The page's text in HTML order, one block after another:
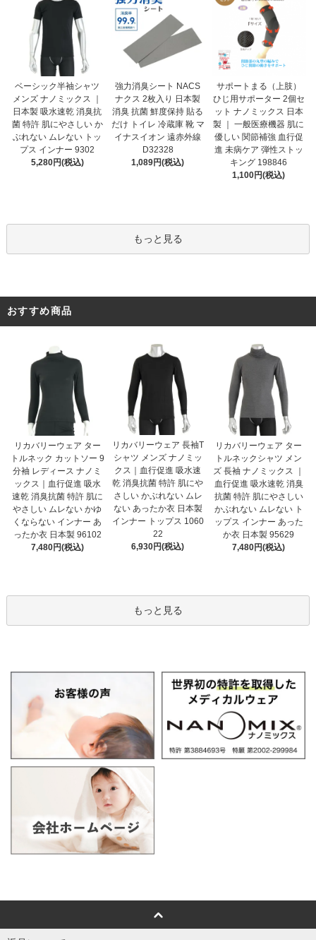
ベーシック半袖シャツ
メンズ ナノミックス ｜
日本製 吸水速乾 消臭抗
菌 特許 肌にやさしい か
ぶれない ムレない トッ
プス インナー 9302
5,280円(税込)
強力消臭シート NACS
ナクス 2枚入り 日本製
消臭 抗菌 鮮度保持 貼る
だけ トイレ 冷蔵庫 靴 マ
イナスイオン 遠赤外線
D32328
1,089円(税込)
サポートまる（上肢）
ひじ用サポーター 2個セ
ット ナノミックス 日本
製 ｜ 一般医療機器 肌に
優しい 関節補強 血行促
進 未病ケア 弾性ストッ
キング 198846
1,100円(税込)
もっと見る
おすすめ商品
リカバリーウェア ター
トルネック カットソー 9
分袖 レディース ナノミ
ックス｜血行促進 吸水
速乾 消臭抗菌 特許 肌に
やさしい ムレない かゆ
くならない インナー あ
ったか衣 日本製 96102
7,480円(税込)
リカバリーウェア 長袖T
シャツ メンズ ナノミッ
クス｜血行促進 吸水速
乾 消臭抗菌 特許 肌にや
さしい かぶれない ムレ
ない あったか衣 日本製
インナー トップス 1060
22
6,930円(税込)
リカバリーウェア ター
トルネックシャツ メン
ズ 長袖 ナノミックス ｜
血行促進 吸水速乾 消臭
抗菌 特許 肌にやさしい
かぶれない ムレない ト
ップス インナー あった
か衣 日本製 95629
7,480円(税込)
もっと見る